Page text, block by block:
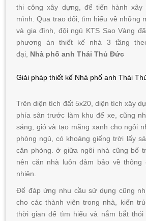
thi công xây dựng, để tiến hành xây
mình. Qua trao đổi, tìm hiểu về những
và gia đình, đội ngủ KTS Sao Vàng
phương án thiết kế nhà 3 tầng
đại, Nhà phố anh Thái Thủ Đức
Giải pháp thiết kế Nhà phố anh Thái
Trên diện tích đất 5x20, diện tích xây
phía sân trước làm khu để xe, cũng
sáng, gió và tạo mãng xanh cho ngôi
phòng ngủ, có khoảng giếng trời lấy
căn phòng. ở giữa ngôi nhà cũng bố
nên căn nhà luôn đảm bảo về
nhiên.
Để đáp ứng nhu cầu sử dụng cũng
cho các thành viên trong nhà, kiến
thời gian để tìm hiểu và nắm bắt thói